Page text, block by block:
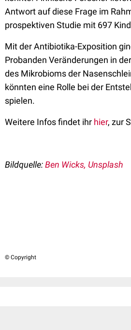
Antwort auf diese Frage im
prospektiven Studie mit 697
Mit der Antibiotika-Exposition
Probanden Veränderungen in
des Mikrobioms der
könnten eine Rolle bei der
spielen.
Weitere Infos findet ihr hier, zur
Bildquelle:Ben Wicks, Unsplash
© Copyright